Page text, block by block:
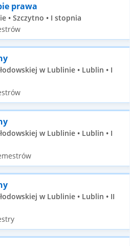
prawa
• Szczytno • I stopnia
w Lublinie • Lublin • I
w Lublinie • Lublin • I
w Lublinie • Lublin • II